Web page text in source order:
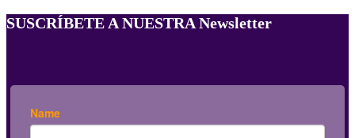
SUSCRÍBETE A NUESTRA Newsletter